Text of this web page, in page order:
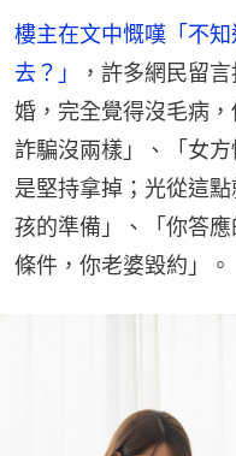
樓主在文中慨嘆「不
去？」
，許多網民留
婚，完全覺得沒毛病
詐騙沒兩樣」、「女
是堅持拿掉；光從這
孩的準備」、「你答
條件，你老婆毀約」。